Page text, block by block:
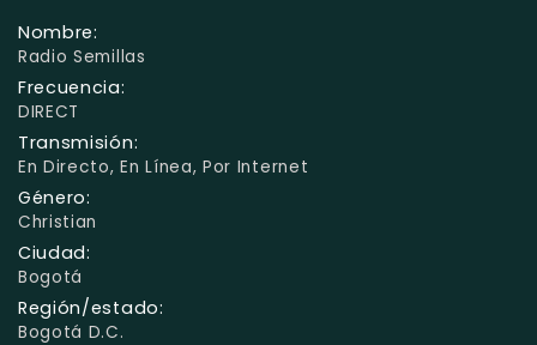
Nombre:
Radio Semillas
Frecuencia:
DIRECT
Transmisión:
En Directo, En Línea, Por Internet
Género:
Christian
Ciudad:
Bogotá
Región/estado:
Bogotá D.C.